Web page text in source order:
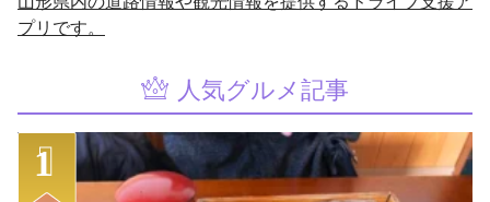
プリです。
人気グルメ記事